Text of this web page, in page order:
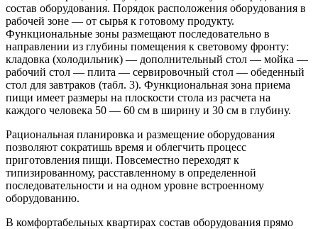
состав оборудования. Порядок расположения оборудования в
рабочей зоне — от сырья к готовому продукту.
Функциональные зоны размещают последовательно в
направлении из глубины помещения к световому фронту:
кладовка (холодильник) — дополнительный стол — мойка —
рабочий стол — плита — сервировочный стол — обеденный
стол для завтраков (табл. 3). Функциональная зона приема
пищи имеет размеры на плоскости стола из расчета на
каждого человека 50 — 60 см в ширину и 30 см в глубину.
Рациональная планировка и размещение оборудования
позволяют сократишь время и облегчить процесс
приготовления пищи. Повсеместно переходят к
типизированному, расставленному в определенной
последовательности и на одном уровне встроенному
оборудованию.
В комфортабельных квартирах состав оборудования прямо